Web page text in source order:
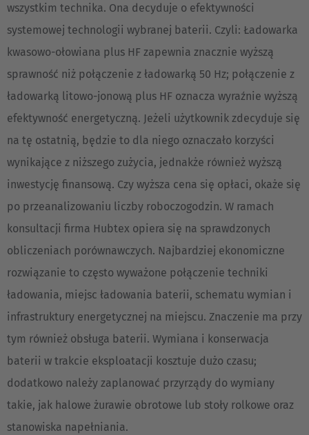
wszystkim technika. Ona decyduje o efektywności
systemowej technologii wybranej baterii. Czyli: Ładowarka
kwasowo-ołowiana plus HF zapewnia znacznie wyższą
sprawność niż połączenie z ładowarką 50 Hz; połączenie z
ładowarką litowo-jonową plus HF oznacza wyraźnie wyższą
efektywność energetyczną. Jeżeli użytkownik zdecyduje się
na tę ostatnią, będzie to dla niego oznaczało korzyści
wynikające z niższego zużycia, jednakże również wyższą
inwestycję finansową. Czy wyższa cena się opłaci, okaże się
po przeanalizowaniu liczby roboczogodzin. W ramach
konsultacji firma Hubtex opiera się na sprawdzonych
obliczeniach porównawczych. Najbardziej ekonomiczne
rozwiązanie to często wyważone połączenie techniki
ładowania, miejsc ładowania baterii, schematu wymian i
infrastruktury energetycznej na miejscu. Znaczenie ma przy
tym również obsługa baterii. Wymiana i konserwacja
baterii w trakcie eksploatacji kosztuje dużo czasu;
dodatkowo należy zaplanować przyrządy do wymiany
takie, jak halowe żurawie obrotowe lub stoły rolkowe oraz
stanowiska napełniania.